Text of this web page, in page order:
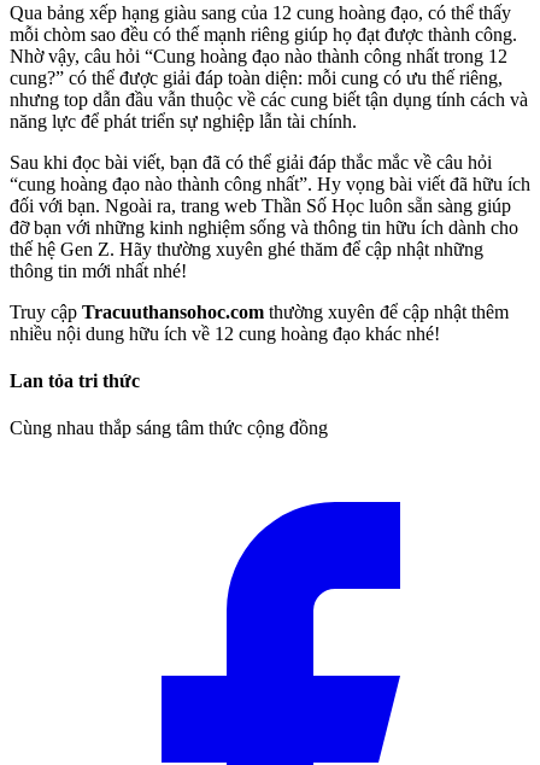
Qua bảng xếp hạng giàu sang của 12 cung hoàng đạo, có thể thấy
mỗi chòm sao đều có thế mạnh riêng giúp họ đạt được thành công.
Nhờ vậy, câu hỏi “Cung hoàng đạo nào thành công nhất trong 12
cung?” có thể được giải đáp toàn diện: mỗi cung có ưu thế riêng,
nhưng top dẫn đầu vẫn thuộc về các cung biết tận dụng tính cách và
năng lực để phát triển sự nghiệp lẫn tài chính.
Sau khi đọc bài viết, bạn đã có thể giải đáp thắc mắc về câu hỏi
“cung hoàng đạo nào thành công nhất”. Hy vọng bài viết đã hữu ích
đối với bạn. Ngoài ra, trang web Thần Số Học luôn sẵn sàng giúp
đỡ bạn với những kinh nghiệm sống và thông tin hữu ích dành cho
thế hệ Gen Z. Hãy thường xuyên ghé thăm để cập nhật những
thông tin mới nhất nhé!
Truy cập Tracuuthansohoc.com thường xuyên để cập nhật thêm
nhiều nội dung hữu ích về 12 cung hoàng đạo khác nhé!
Lan tỏa tri thức
Cùng nhau thắp sáng tâm thức cộng đồng